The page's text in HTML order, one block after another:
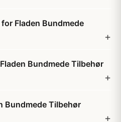
Fladen Bundmede
Bundmede Tilbehør
Bundmede Tilbehør